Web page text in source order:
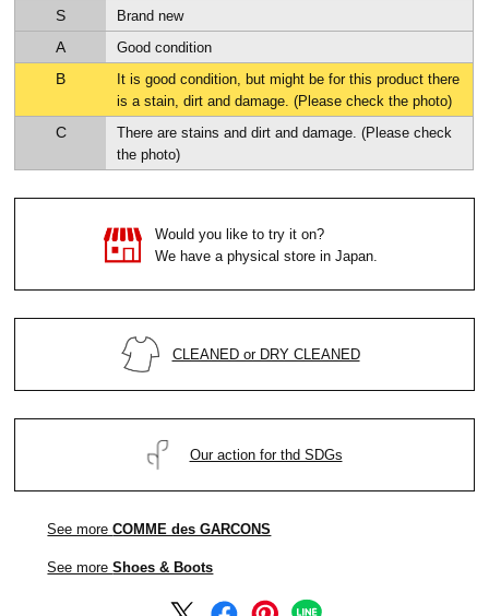
S Brand new
A Good condition
B
It is good condition, but might be for this product there
is a stain, dirt and damage. (Please check the photo)
C
There are stains and dirt and damage. (Please check
the photo)
Would you like to try it on?
We have a physical store in Japan.
CLEANED or DRY CLEANED
Our action for thd SDGs
See moreCOMME des GARCONS
See moreShoes & Boots